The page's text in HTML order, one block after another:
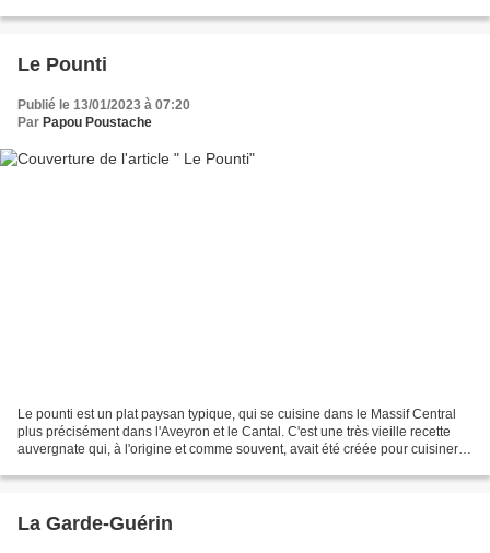
Le Pounti
Publié le 13/01/2023 à 07:20
Par Papou Poustache
Le pounti est un plat paysan typique, qui se cuisine dans le Massif Central
plus précisément dans l'Aveyron et le Cantal. C'est une très vieille recette
auvergnate qui, à l'origine et comme souvent, avait été créée pour cuisiner
La Garde-Guérin